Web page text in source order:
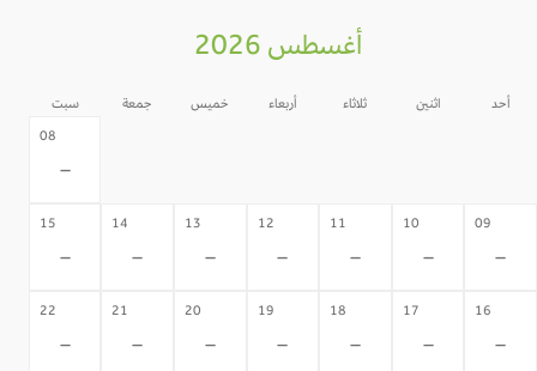
أغسطس 2026
أحد اثنين ثلاثاء أربعاء خميس جمعة سبت
08
-
09
-
10
-
11
-
12
-
13
-
14
-
15
-
16
-
17
-
18
-
19
-
20
-
21
-
22
-